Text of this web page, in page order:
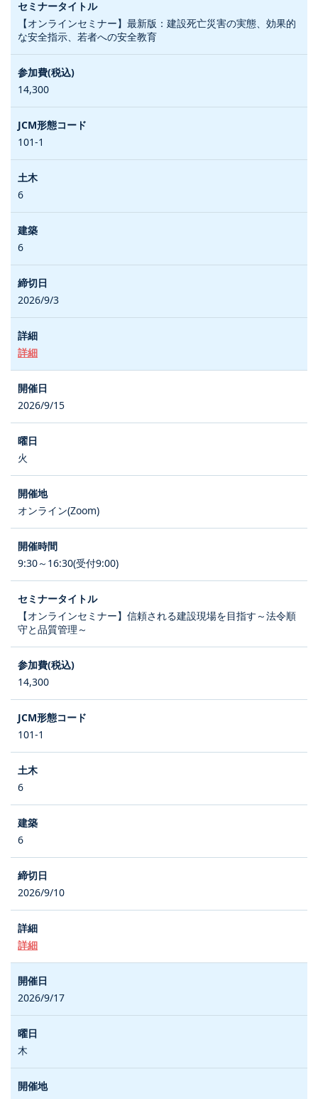
【オンラインセミナー】最新版：建設死亡災害の実態、効果的
な安全指示、若者への安全教育
14,300
101-1
6
6
2026/9/3
詳細
2026/9/15
火
オンライン(Zoom)
9:30～16:30(受付9:00)
【オンラインセミナー】信頼される建設現場を目指す～法令順
守と品質管理～
14,300
101-1
6
6
2026/9/10
詳細
2026/9/17
木